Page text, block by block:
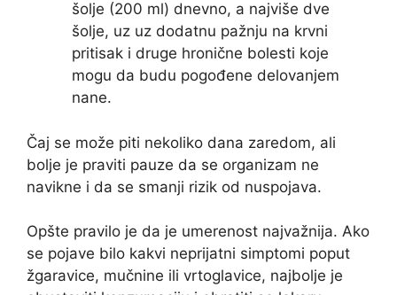
šolje (200 ml) dnevno, a najviše dve
šolje, uz uz dodatnu pažnju na krvni
pritisak i druge hronične bolesti koje
mogu da budu pogođene delovanjem
nane.
Čaj se može piti nekoliko dana zaredom, ali
bolje je praviti pauze da se organizam ne
navikne i da se smanji rizik od nuspojava.
Opšte pravilo je da je umerenost najvažnija. Ako
se pojave bilo kakvi neprijatni simptomi poput
žgaravice, mučnine ili vrtoglavice, najbolje je